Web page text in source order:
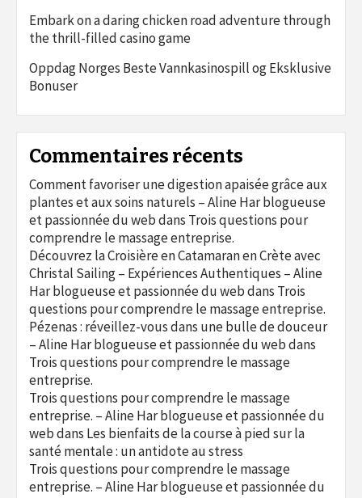
Embark on a daring chicken road adventure through
the thrill-filled casino game
Oppdag Norges Beste Vannkasinospill og Eksklusive
Bonuser
Commentaires récents
Comment favoriser une digestion apaisée grâce aux
plantes et aux soins naturels – Aline Har blogueuse
et passionnée du webdans Trois questions pour
comprendre le massage entreprise.
Découvrez la Croisière en Catamaran en Crète avec
Christal Sailing – Expériences Authentiques – Aline
Har blogueuse et passionnée du webdans Trois
questions pour comprendre le massage entreprise.
Pézenas : réveillez-vous dans une bulle de douceur
– Aline Har blogueuse et passionnée du webdans
Trois questions pour comprendre le massage
entreprise.
Trois questions pour comprendre le massage
entreprise. – Aline Har blogueuse et passionnée du
webdans Les bienfaits de la course à pied sur la
santé mentale : un antidote au stress
Trois questions pour comprendre le massage
entreprise. – Aline Har blogueuse et passionnée du